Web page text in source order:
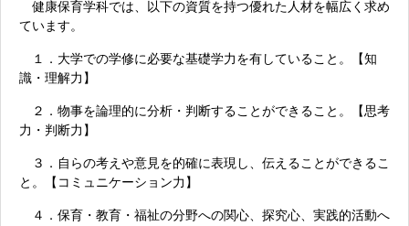
健康保育学科では、以下の資質を持つ優れた人材を幅広く求め
ています。
１．大学での学修に必要な基礎学力を有していること。【知
識・理解力】
２．物事を論理的に分析・判断することができること。【思考
力・判断力】
３．自らの考えや意見を的確に表現し、伝えることができるこ
と。【コミュニケーション力】
４．保育・教育・福祉の分野への関心、探究心、実践的活動へ